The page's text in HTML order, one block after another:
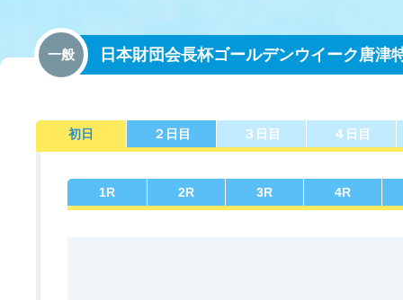
今節の進入コース別成績
佐賀支部選手一覧 記念競走優勝選手一覧
一般 日本財団会長杯ゴールデンウイーク唐津
初日 ２日目 ３日目 ４日目
1R 2R 3R 4R